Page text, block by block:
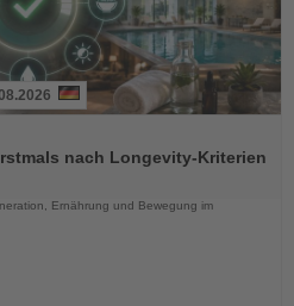
nach Longevity-Kriterien
Ernährung und Bewegung im